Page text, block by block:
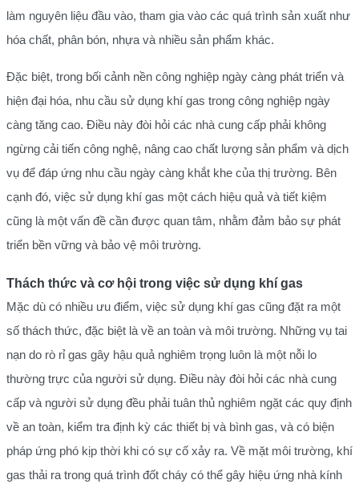
làm nguyên liệu đầu vào, tham gia vào các quá trình sản xuất như
hóa chất, phân bón, nhựa và nhiều sản phẩm khác.
Đặc biệt, trong bối cảnh nền công nghiệp ngày càng phát triển và
hiện đại hóa, nhu cầu sử dụng khí gas trong công nghiệp ngày
càng tăng cao. Điều này đòi hỏi các nhà cung cấp phải không
ngừng cải tiến công nghệ, nâng cao chất lượng sản phẩm và dịch
vụ để đáp ứng nhu cầu ngày càng khắt khe của thị trường. Bên
cạnh đó, việc sử dụng khí gas một cách hiệu quả và tiết kiệm
cũng là một vấn đề cần được quan tâm, nhằm đảm bảo sự phát
triển bền vững và bảo vệ môi trường.
Thách thức và cơ hội trong việc sử dụng khí gas
Mặc dù có nhiều ưu điểm, việc sử dụng khí gas cũng đặt ra một
số thách thức, đặc biệt là về an toàn và môi trường. Những vụ tai
nạn do rò rỉ gas gây hậu quả nghiêm trọng luôn là một nỗi lo
thường trực của người sử dụng. Điều này đòi hỏi các nhà cung
cấp và người sử dụng đều phải tuân thủ nghiêm ngặt các quy định
về an toàn, kiểm tra định kỳ các thiết bị và bình gas, và có biện
pháp ứng phó kịp thời khi có sự cố xảy ra. Về mặt môi trường, khí
gas thải ra trong quá trình đốt cháy có thể gây hiệu ứng nhà kính